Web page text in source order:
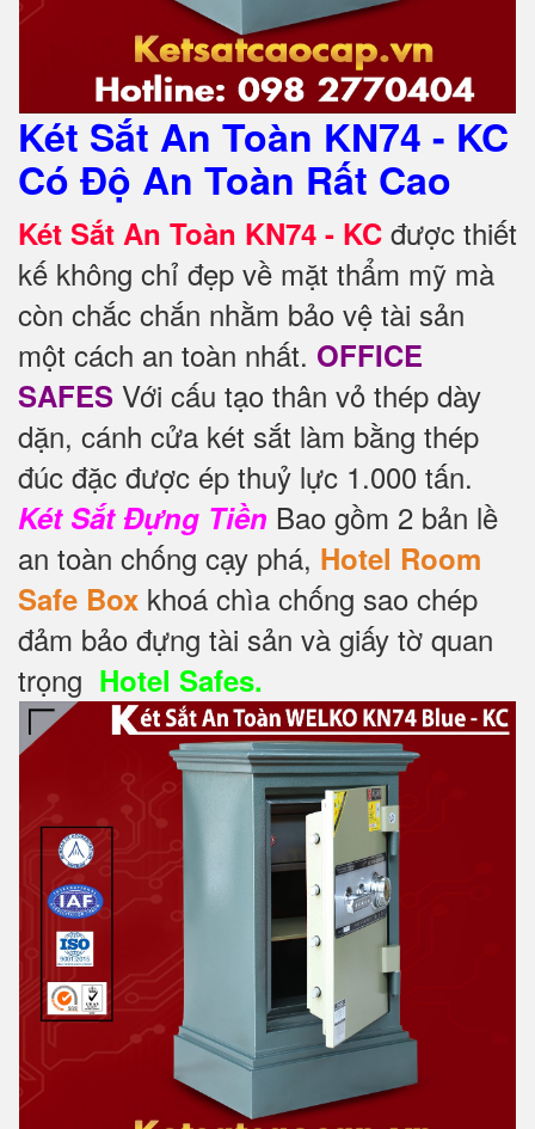
Két Sắt An Toàn KN74 - KC
Có Độ An Toàn Rất Cao
Két Sắt An Toàn KN74 - KC được thiết
kế không chỉ đẹp về mặt thẩm mỹ mà
còn chắc chắn nhằm bảo vệ tài sản
một cách an toàn nhất. OFFICE
SAFES Với cấu tạo thân vỏ thép dày
dặn, cánh cửa két sắt làm bằng thép
đúc đặc được ép thuỷ lực 1.000 tấn.
Két Sắt Đựng Tiền Bao gồm 2 bản lề
an toàn chống cạy phá, Hotel Room
Safe Box khoá chìa chống sao chép
đảm bảo đựng tài sản và giấy tờ quan
trọng Hotel Safes.